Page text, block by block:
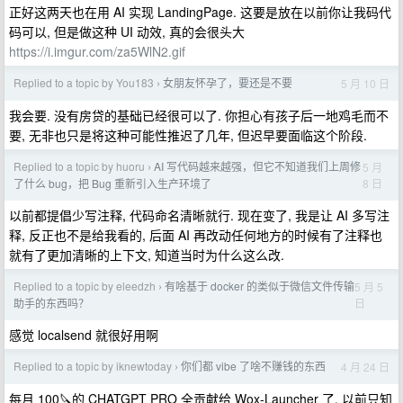
正好这两天也在用 AI 实现 LandingPage. 这要是放在以前你让我码代
码可以, 但是做这种 UI 动效, 真的会很头大
https://i.imgur.com/za5WlN2.gif
Replied to a topic by You183 › 女朋友怀孕了，要还是不要 5 月 10 日
我会要. 没有房贷的基础已经很可以了. 你担心有孩子后一地鸡毛而不
要, 无非也只是将这种可能性推迟了几年, 但迟早要面临这个阶段.
Replied to a topic by huoru › AI 写代码越来越强，但它不知道我们上周修
了什么 bug，把 Bug 重新引入生产环境了
5 月
8 日
以前都提倡少写注释, 代码命名清晰就行. 现在变了, 我是让 AI 多写注
释, 反正也不是给我看的, 后面 AI 再改动任何地方的时候有了注释也
就有了更加清晰的上下文, 知道当时为什么这么改.
Replied to a topic by eleedzh › 有啥基于 docker 的类似于微信文件传输
助手的东西吗？
5 月 5
日
感觉 localsend 就很好用啊
Replied to a topic by iknewtoday › 你们都 vibe 了啥不赚钱的东西 4 月 24 日
每月 100🔪的 CHATGPT PRO 全贡献给 Wox-Launcher 了. 以前只知